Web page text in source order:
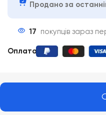
Продано за
17 покупців зараз
Оплата